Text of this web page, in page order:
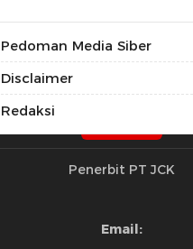
Pedoman Media Siber
Disclaimer
Redaksi
Penerbit PT JCK
Email: